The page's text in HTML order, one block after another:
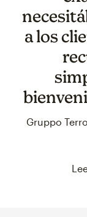
a los
Gruppo